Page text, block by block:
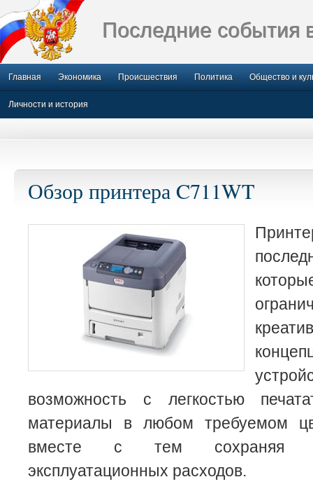
Последние события
Главная Экономика Происшествия Политика Общество и
Личности и история
Обзор принтера C711WT
возможность с легкостью
материалы в любом требуемом
вместе с тем сохраняя
эксплуатационных расходов.